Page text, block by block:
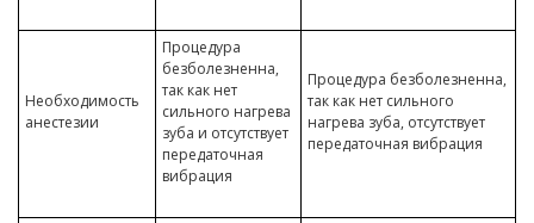
Необходимость
анестезии
Процедура
безболезненна,
так как нет
сильного нагрева
зуба и отсутствует
передаточная
вибрация
Процедура безболезненна,
так как нет сильного
нагрева зуба, отсутствует
передаточная вибрация